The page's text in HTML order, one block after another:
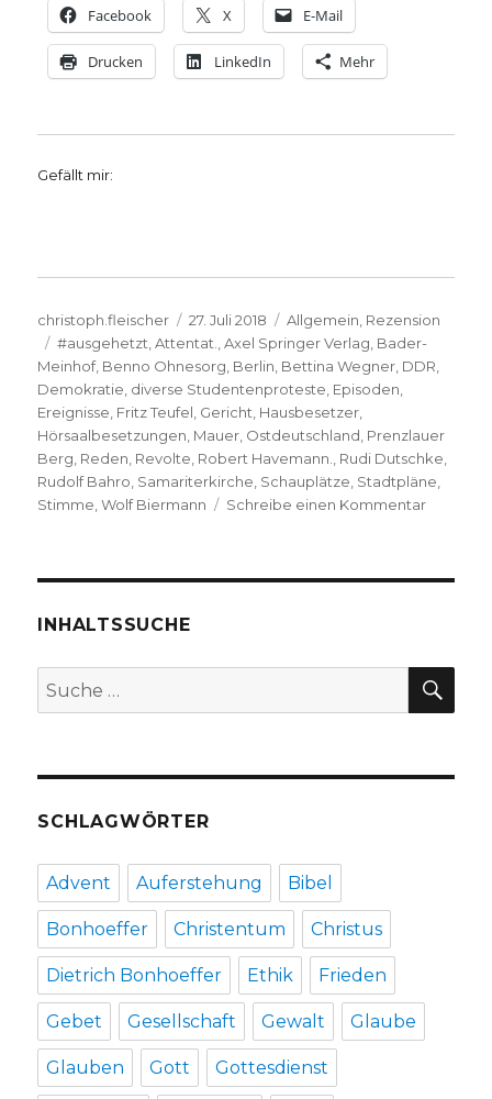
Facebook X E-Mail
Drucken LinkedIn Mehr
Gefällt mir:
Autor
christoph.fleischer
Veröffentlicht
am
27. Juli 2018 Kategorien
Allgemein, Rezension
Schlagwörter
#ausgehetzt,Attentat.,Axel Springer Verlag, Bader-
Meinhof, Benno Ohnesorg, Berlin, Bettina Wegner, DDR,
Demokratie, diverse Studentenproteste, Episoden,
Ereignisse, Fritz Teufel, Gericht, Hausbesetzer,
Hörsaalbesetzungen, Mauer, Ostdeutschland, Prenzlauer
Berg, Reden, Revolte, Robert Havemann., Rudi Dutschke,
Rudolf Bahro, Samariterkirche, Schauplätze, Stadtpläne,
Stimme,Wolf Biermann Schreibe einen Kommentarzu
Albrecht
und
2018
INHALTSSUCHE
Suche
nach:
SCHLAGWÖRTER
Advent Auferstehung Bibel
Bonhoeffer Christentum Christus
Dietrich Bonhoeffer Ethik Frieden
Gebet Gesellschaft Gewalt Glaube
Glauben Gott Gottesdienst